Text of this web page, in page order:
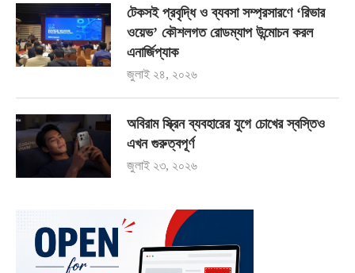
টেকসই প্রবৃদ্ধি ও ব্যবসা সম্প্রসারণে ‘রিভার
ওয়েভ’ কৌশলগত রোডম্যাপ উন্মোচন করল
এনার্জিপ্যাক
জুলাই ২৪, ২০২৬
অবিরাম স্ক্রিন ব্যবহারের যুগে চোখের স্বস্তিও
এখন গুরুত্বপূর্ণ
জুলাই ২৩, ২০২৬